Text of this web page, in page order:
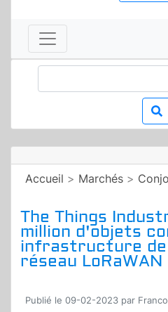
Accueil > Marchés >
The Things
million d'objets
infrastructure de
réseau LoRaWAN
Publié le 09-02-2023 par